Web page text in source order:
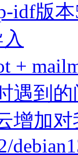
idf版
+
遇到
增加